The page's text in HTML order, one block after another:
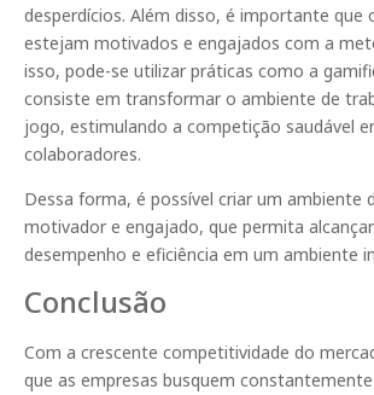
desperdícios. Além disso, é importante que
estejam motivados e engajados com a
isso, pode-se utilizar práticas como a
consiste em transformar o ambiente de
jogo, estimulando a competição saudável
colaboradores.
Dessa forma, é possível criar um ambiente
motivador e engajado, que permita
desempenho e eficiência em um ambiente
Conclusão
Com a crescente competitividade do
que as empresas busquem